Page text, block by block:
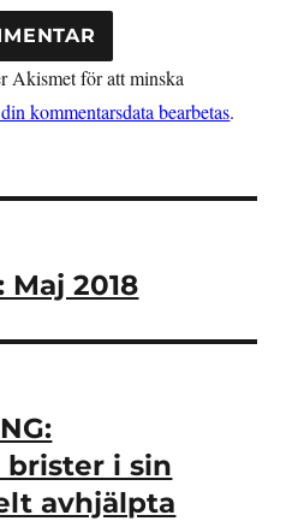
Akismet för att minska
kommentarsdata bearbetas.
Maj 2018
brister i sin
avhjälpta